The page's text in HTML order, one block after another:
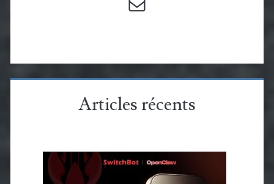
Articles récents